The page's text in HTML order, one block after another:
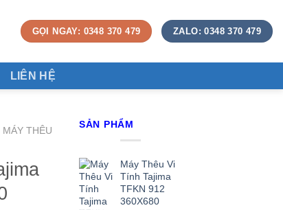
GỌI NGAY: 0348 370 479 ZALO: 0348 370 479
LIÊN HỆ
MÁY THÊU
SẢN PHẨM
Máy Thêu Vi
Tính Tajima
TFKN 912
360X680